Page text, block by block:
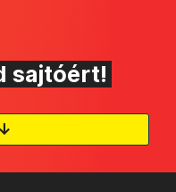
sajtóért!
↓